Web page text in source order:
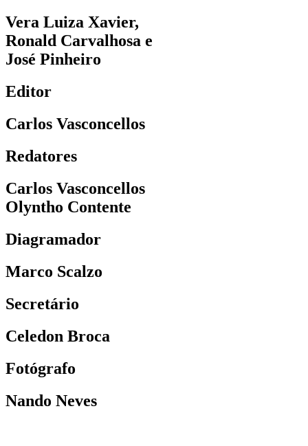
Vera Luiza Xavier,
Ronald Carvalhosa e
José Pinheiro
Editor
Carlos Vasconcellos
Redatores
Carlos Vasconcellos
Olyntho Contente
Diagramador
Marco Scalzo
Secretário
Celedon Broca
Fotógrafo
Nando Neves